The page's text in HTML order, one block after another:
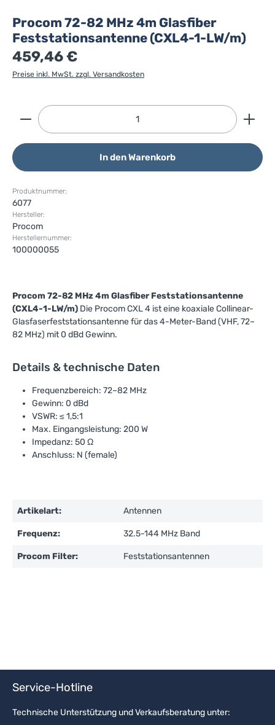
Procom 72-82 MHz 4m Glasfiber
Feststationsantenne (CXL4-1-LW/m)
459,46 €
Preise inkl. MwSt. zzgl. Versandkosten
Produkt Anzahl: Gib den gewünschten Wert ein
In den Warenkorb
Produktnummer:
6077
Hersteller:
Procom
Herstellernummer:
100000055
Procom 72-82 MHz 4m Glasfiber Feststationsantenne
(CXL4-1-LW/m) Die Procom CXL 4 ist eine koaxiale Collinear-
Glasfaserfeststationsantenne für das 4-Meter-Band (VHF, 72–
82 MHz) mit 0 dBd Gewinn.
Details & technische Daten
Frequenzbereich: 72–82 MHz
Gewinn: 0 dBd
VSWR: ≤ 1,5:1
Max. Eingangsleistung: 200 W
Impedanz: 50 Ω
Anschluss: N (female)
Artikelart: Antennen
Frequenz: 32.5-144 MHz Band
Procom Filter: Feststationsantennen
Service-Hotline
Technische Unterstützung und Verkaufsberatung unter: